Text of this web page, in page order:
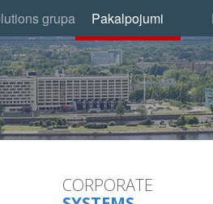
grupa Pakalpojumi
CORPORATE